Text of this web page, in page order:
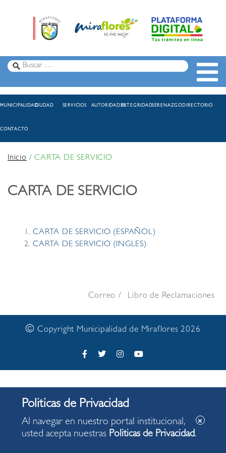
MUNICIPALIDADCIUDAD SERVICIOS AUTORIDADESINTEGRIDADSERENAZGODIRECTORIO
CONTACTO
Inicio/CARTA DE SERVICIO
CARTA DE SERVICIO
CARTA DE SERVICIO (ESPAÑOL)
CARTA DE SERVICIO (INGLES)
Correo Libro de Reclamaciones
© Copyright Municipalidad de Miraflores 2026
Al navegar en nuestro portal institucional,
usted acepta nuestras Politicas de Privacidad.